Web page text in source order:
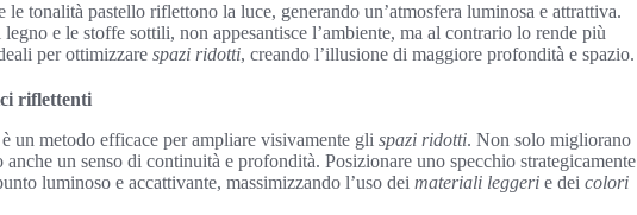
tonalità pastello riflettono la luce, generando un’atmosfera luminosa e attrattiva.
legno e le stoffe sottili, non appesantisce l’ambiente, ma al contrario lo rende più
per ottimizzare spazi ridotti, creando l’illusione di maggiore profondità e spazio.
riflettenti
un metodo efficace per ampliare visivamente gli spazi ridotti. Non solo migliorano
un senso di continuità e profondità. Posizionare uno specchio strategicamente
luminoso e accattivante, massimizzando l’uso dei materiali leggeri e dei colori